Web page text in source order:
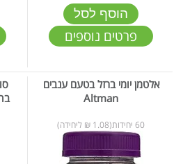
הוסף לסל
פרטים נוספים
אלטמן יומי ברזל בטעם ענבים
Altman
60 יחידות(1.08 ₪ ליחידה)